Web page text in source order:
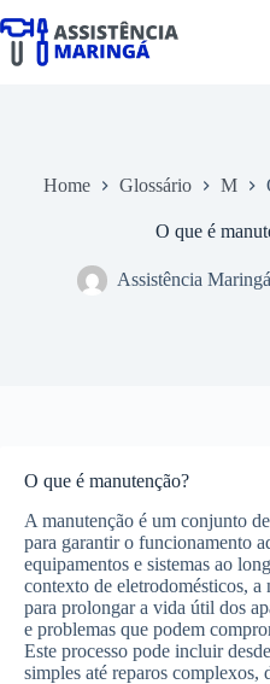
para
Home Glossário M
O que é
Assistência Maringá
O que é manutenção?
A manutenção é um conjunto
para garantir o funcionamento
equipamentos e sistemas ao
contexto de eletrodomésticos, a
para prolongar a vida útil dos
e problemas que podem
Este processo pode incluir
simples até reparos complexos,